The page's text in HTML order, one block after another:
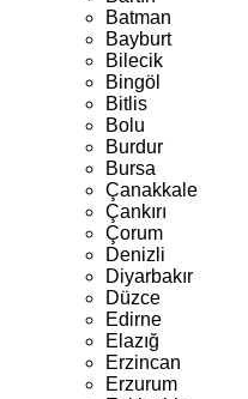
Batman
Bayburt
Bilecik
Bingöl
Bitlis
Bolu
Burdur
Bursa
Çanakkale
Çankırı
Çorum
Denizli
Diyarbakır
Düzce
Edirne
Elazığ
Erzincan
Erzurum